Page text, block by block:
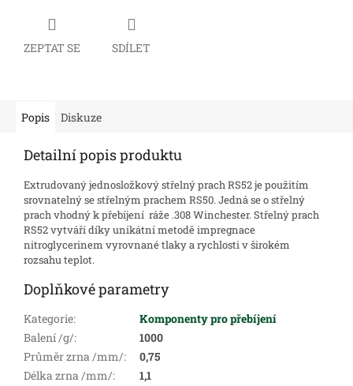
ZEPTAT SE SDÍLET
Popis Diskuze
Detailní popis produktu
Extrudovaný jednosložkový střelný prach RS52 je použitím
srovnatelný se střelným prachem RS50. Jedná se o střelný
prach vhodný k přebíjení ráže .308 Winchester. Střelný prach
RS52 vytváří díky unikátní metodě impregnace
nitroglycerinem vyrovnané tlaky a rychlosti v širokém
rozsahu teplot.
Doplňkové parametry
Kategorie:
Komponenty pro přebíjení
Balení /g/:
1000
Průměr zrna /mm/:
0,75
Délka zrna /mm/: 1,1